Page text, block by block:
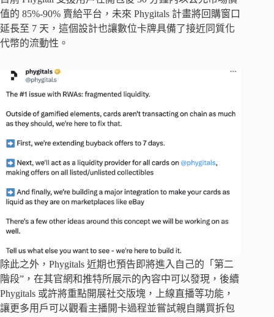
值的 85%-90% 賣給平台，未來 Phygitals 計畫將回購窗口
延長至 7 天，這個設計也讓數位卡牌具備了接近同質化
代幣的流動性。
除此之外，Phygitals 近期也預告即將進入自己的「第二
階段”，在其官網和推特所展示的內容中可以發現，後續
Phygitals 或許將重點開展社交版塊，上線直播等功能，
讓更多用戶可以觀看主播開卡過程並嘗試親自購買拆包